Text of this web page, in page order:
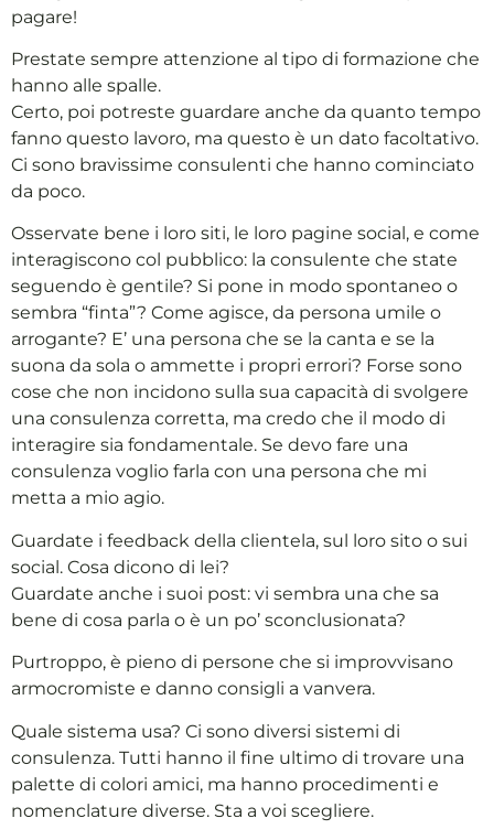
pagare!
Prestate sempre attenzione al tipo di formazione che
hanno alle spalle.
Certo, poi potreste guardare anche da quanto tempo
fanno questo lavoro, ma questo è un dato facoltativo.
Ci sono bravissime consulenti che hanno cominciato
da poco.
Osservate bene i loro siti, le loro pagine social, e come
interagiscono col pubblico: la consulente che state
seguendo è gentile? Si pone in modo spontaneo o
sembra “finta”? Come agisce, da persona umile o
arrogante? E’ una persona che se la canta e se la
suona da sola o ammette i propri errori? Forse sono
cose che non incidono sulla sua capacità di svolgere
una consulenza corretta, ma credo che il modo di
interagire sia fondamentale. Se devo fare una
consulenza voglio farla con una persona che mi
metta a mio agio.
Guardate i feedback della clientela, sul loro sito o sui
social. Cosa dicono di lei?
Guardate anche i suoi post: vi sembra una che sa
bene di cosa parla o è un po’ sconclusionata?
Purtroppo, è pieno di persone che si improvvisano
armocromiste e danno consigli a vanvera.
Quale sistema usa? Ci sono diversi sistemi di
consulenza. Tutti hanno il fine ultimo di trovare una
palette di colori amici, ma hanno procedimenti e
nomenclature diverse. Sta a voi scegliere.